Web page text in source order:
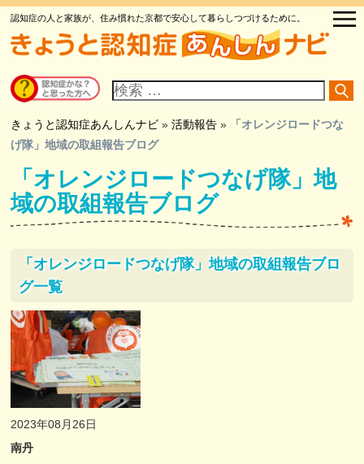
認知症の人と家族が、住み慣れた京都で安心して暮らしつづけるために。
イ
ト
検
索
きょうと認知症あんしんナビ »活動報告 »
「オレンジロードつな
げ隊」地域の取組報告ブログ
「オレンジロードつなげ隊」地
域の取組報告ブログ
「オレンジロードつなげ隊」地域の取組報告ブロ
グ一覧
2023年08月26日
南丹